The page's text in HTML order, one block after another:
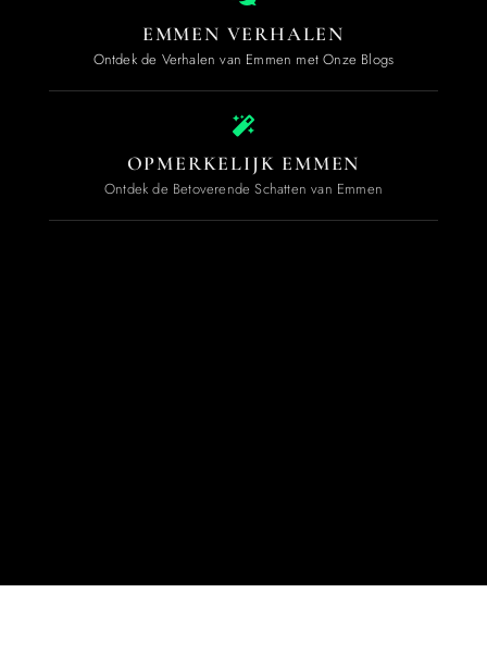
EMMEN VERHALEN
Ontdek de Verhalen van Emmen met Onze Blogs
OPMERKELIJK EMMEN
Ontdek de Betoverende Schatten van Emmen